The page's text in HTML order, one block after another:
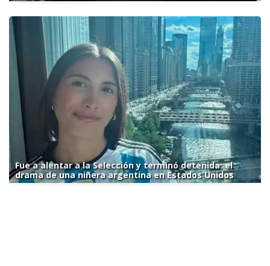
Fue a alentar a la Selección y terminó detenida: el
drama de una niñera argentina en Estados Unidos